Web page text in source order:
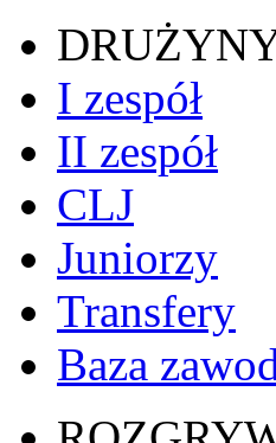
I zespół
II zespół
CLJ
Juniorzy
Transfery
Baza